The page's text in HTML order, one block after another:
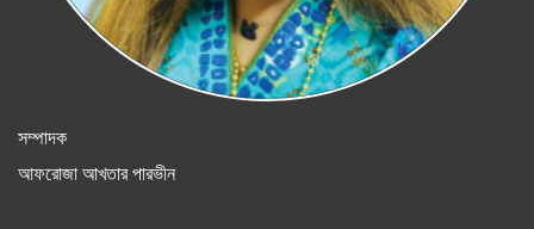
সম্পাদক
আফরোজা আখতার পারভীন